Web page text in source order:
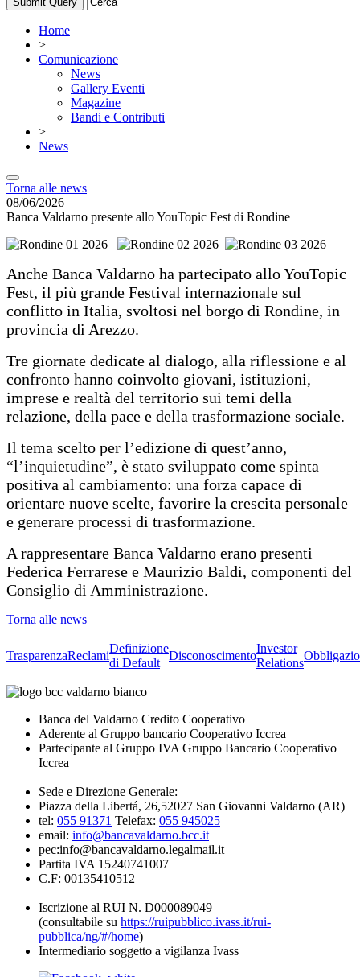
Home
>
Comunicazione
News
Gallery Eventi
Magazine
Bandi e Contributi
>
News
Torna alle news
08/06/2026
Banca Valdarno presente allo YouTopic Fest di Rondine
Anche Banca Valdarno ha partecipato allo YouTopic
Fest, il più grande Festival internazionale sul
conflitto in Italia, svoltosi nel borgo di Rondine, in
provincia di Arezzo.
Tre giornate dedicate al dialogo, alla riflessione e al
confronto hanno coinvolto giovani, istituzioni,
imprese e realtà del territorio sui temi della
relazione, della pace e della trasformazione sociale.
Il tema scelto per l’edizione di quest’anno,
“l’inquietudine”, è stato sviluppato come spinta
positiva al cambiamento: una forza capace di
orientare nuove scelte, favorire la crescita personale
e generare processi di trasformazione.
A rappresentare Banca Valdarno erano presenti
Federica Ferrarese e Maurizio Baldi, componenti del
Consiglio di Amministrazione.
Torna alle news
TrasparenzaReclami
Definizione
di Default
Disconoscimento
Investor
Relations
Banca del Valdarno Credito Cooperativo
Aderente al Gruppo bancario Cooperativo Iccrea
Partecipante al Gruppo IVA Gruppo Bancario Cooperativo
Iccrea
Sede e Direzione Generale:
Piazza della Libertá, 26,52027 San Giovanni Valdarno (AR)
tel: 055 91371 Telefax: 055 945025
email: info@bancavaldarno.bcc.it
pec:info@bancavaldarno.legalmail.it
Partita IVA 15240741007
C.F: 00135410512
Iscrizione al RUI N. D000089049
(consultabile su https://ruipubblico.ivass.it/rui-
pubblica/ng/#/home)
Intermediario soggetto a vigilanza Ivass